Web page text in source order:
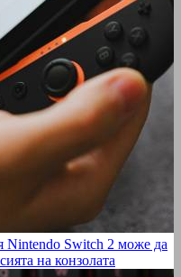
Nintendo Switch 2 може да
на конзолата